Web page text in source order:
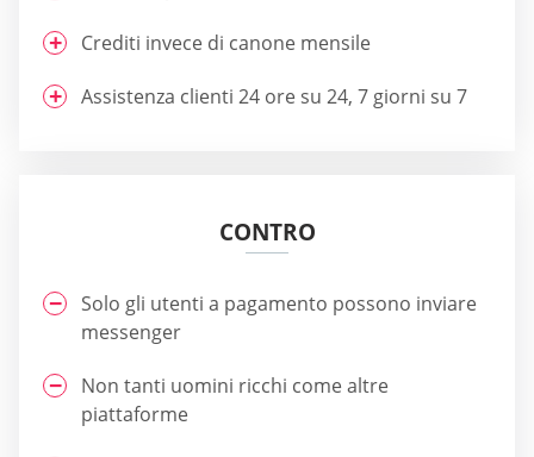
Crediti invece di canone mensile
Assistenza clienti 24 ore su 24, 7 giorni su 7
CONTRO
Solo gli utenti a pagamento possono inviare
messenger
Non tanti uomini ricchi come altre
piattaforme